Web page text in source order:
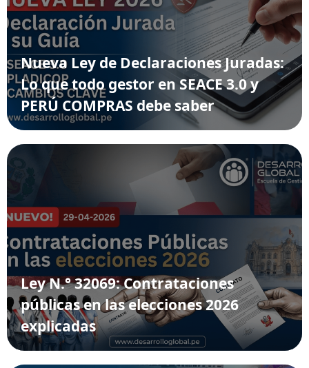
Nueva Ley de Declaraciones Juradas:
Lo que todo gestor en SEACE 3.0 y
PERÚ COMPRAS debe saber
Ley N.° 32069: Contrataciones
públicas en las elecciones 2026
explicadas